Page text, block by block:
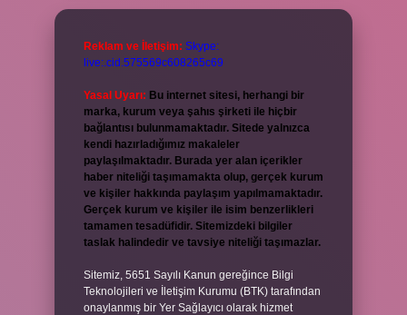
Reklam ve İletişim: Skype:
live:.cid.575569c608265c69
Yasal Uyarı: Bu internet sitesi, herhangi bir
marka, kurum veya şahıs şirketi ile hiçbir
bağlantısı bulunmamaktadır. Sitede yalnızca
kendi hazırladığımız makaleler
paylaşılmaktadır. Burada yer alan içerikler
haber niteliği taşımamakta olup, gerçek kurum
ve kişiler hakkında paylaşım yapılmamaktadır.
Gerçek kurum ve kişiler ile isim benzerlikleri
tamamen tesadüfidir. Sitemizdeki bilgiler
taslak halindedir ve tavsiye niteliği taşımazlar.
Sitemiz, 5651 Sayılı Kanun gereğince Bilgi
Teknolojileri ve İletişim Kurumu (BTK) tarafından
onaylanmış bir Yer Sağlayıcı olarak hizmet